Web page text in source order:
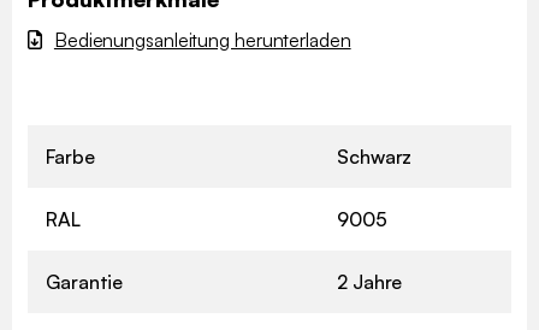
Bedienungsanleitung herunterladen
Farbe Schwarz
RAL 9005
Garantie 2 Jahre